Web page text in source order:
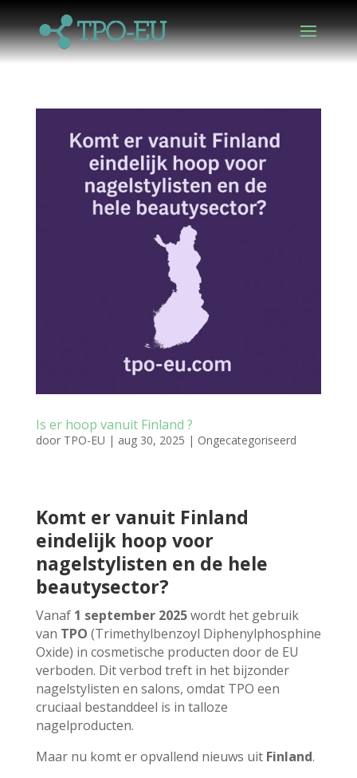
Is er hoop vanuit Finland ?
door TPO-EU | aug 30, 2025 | Ongecategoriseerd
Komt er vanuit Finland
eindelijk hoop voor
nagelstylisten en de hele
beautysector?
Vanaf 1 september 2025wordt het gebruik
van TPO (Trimethylbenzoyl Diphenylphosphine
Oxide) in cosmetische producten door de EU
verboden. Dit verbod treft in het bijzonder
nagelstylisten en salons, omdat TPO een
cruciaal bestanddeel is in talloze
nagelproducten.
Maar nu komt er opvallend nieuws uit Finland.